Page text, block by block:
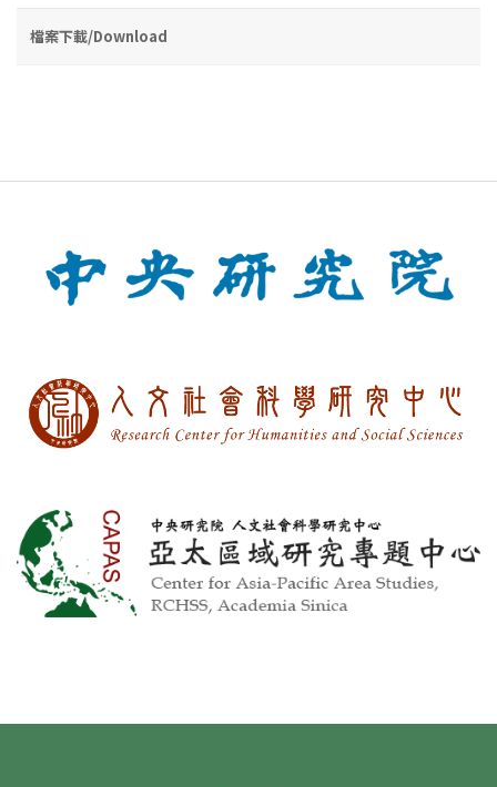
檔案下載/Download